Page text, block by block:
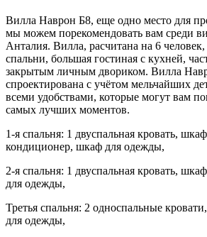
Вилла Наврон Б8, еще одно место для
мы можем порекомендовать вам среди
Анталия. Вилла, расчитана на 6 человек,
спальни, большая гостиная с кухней,
закрытым личным двориком. Вилла
спроектирована с учётом мельчайших
всеми удобствами, которые могут вам
самых лучших моментов.
1-я спальня: 1 двуспальная кровать,
кондиционер, шкаф для одежды,
2-я спальня: 1 двуспальная кровать,
для одежды,
Третья спальня: 2 односпальные
для одежды,